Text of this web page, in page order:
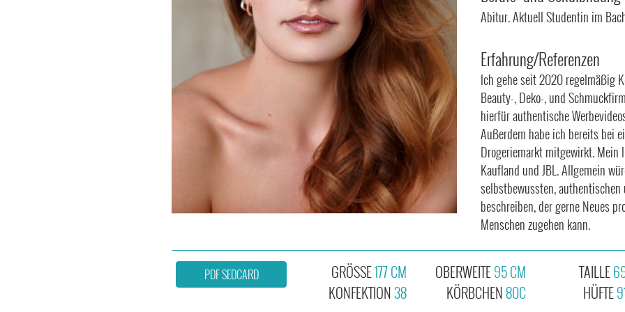
Abitur. Aktuell Studentin im
Erfahrung/Referenzen
Ich gehe seit 2020 regelmäßig
Beauty-, Deko-, und
hierfür authentische
Außerdem habe ich bereits bei
Drogeriemarkt mitgewirkt. Mein
Kaufland und JBL. Allgemein
selbstbewussten,
beschreiben, der gerne Neues
Menschen zugehen kann.
GRÖSSE177 CM
KONFEKTION38
OBERWEITE95 CM
KÖRBCHEN80C
TAILLE
HÜFTE
PDF SEDCARD